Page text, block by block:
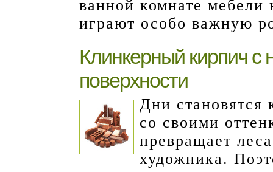
ванной комнате мебели
играют особо важную
Клинкерный кирпич с
поверхности
Дни становятся
со своими
превращает
художника.